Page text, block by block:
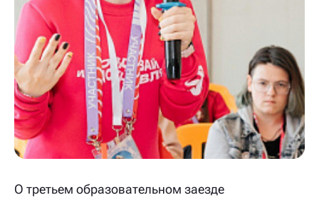
О третьем образовательном заезде